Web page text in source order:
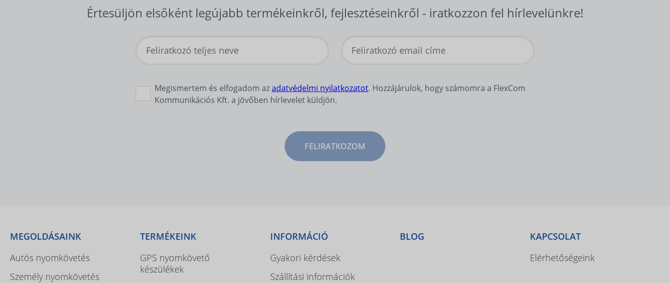
Értesüljön elsőként legújabb termékeinkről, fejlesztéseinkről - iratkozzon fel hírlevelünkre!
Megismertem és elfogadom azadatvédelmi nyilatkozatot. Hozzájárulok, hogy számomra a FlexCom
Kommunikációs Kft. a jövőben hírlevelet küldjön.
FELIRATKOZOM
MEGOLDÁSAINK
Autós nyomkövetés
Személy nyomkövetés
TERMÉKEINK
GPS nyomkövető
készülékek
INFORMÁCIÓ
Gyakori kérdések
Szállítási információk
BLOG
KAPCSOLAT
Elérhetőségeink